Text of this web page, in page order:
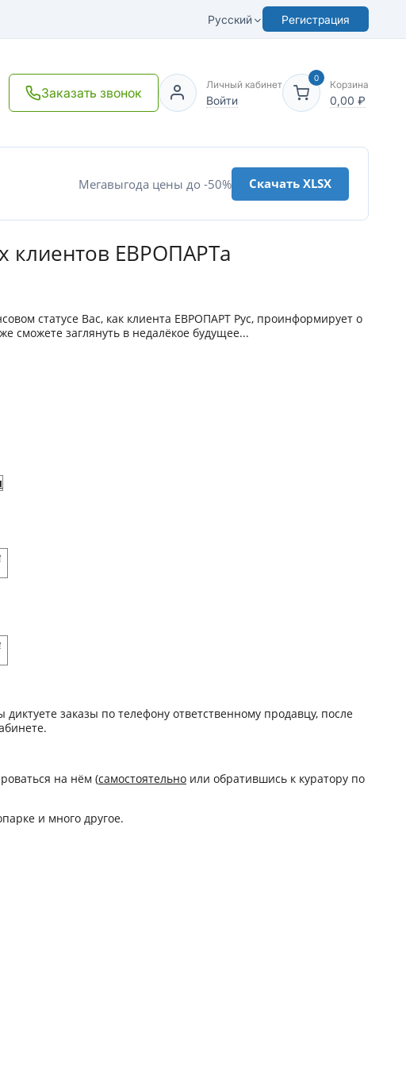
Русский Регистрация
Заказать звонок
Личный кабинет
Войти
0
Корзина
0,00 ₽
Мегавыгода цены до -50% Скачать XLSX
клиентов ЕВРОПАРТа
статусе Вас, как клиента ЕВРОПАРТ Рус, проинформирует о
сможете заглянуть в недалёкое будущее...
заказы по телефону ответственному продавцу, после
на нём (самостоятельно или обратившись к куратору по
и много другое.